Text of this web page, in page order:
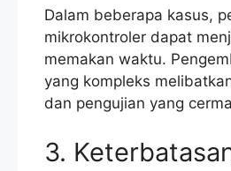
Dalam beberapa kasus,
mikrokontroler dapat
memakan waktu.
yang kompleks
dan pengujian yang
3.